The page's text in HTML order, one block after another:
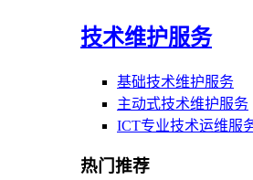
技术维护服务
基础技术维护服务
主动式技术维护服务
ICT专业技术运维服
热门推荐